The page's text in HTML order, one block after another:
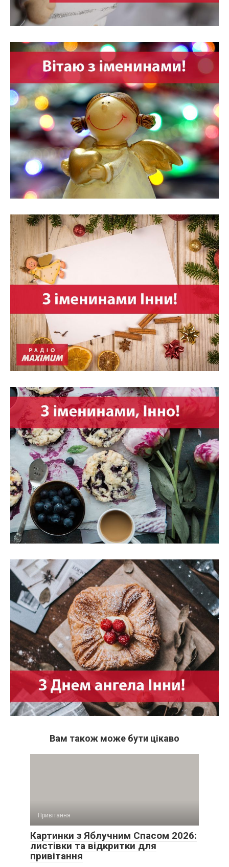
Вам також може бути цікаво
Привітання
Картинки з Яблучним Спасом 2026:
листівки та відкритки для
привітання